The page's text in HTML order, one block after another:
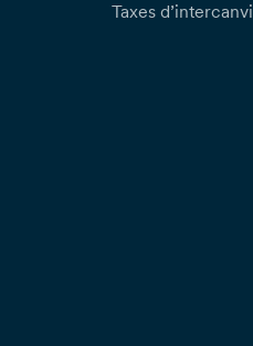
Taxes d’intercanvi